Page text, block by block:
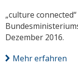
„culture
Dezember 2016.
Mehr erfahren